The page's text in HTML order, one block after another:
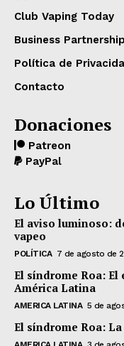
Club Vaping Today
Business Partnership
Política de
Contacto
Donaciones
Patreon
PayPal
Lo Último
El aviso luminoso:
vapeo
POLÍTICA 7 de agosto de
El síndrome Roa:
América Latina
AMERICA LATINA 5 de
El síndrome Roa: